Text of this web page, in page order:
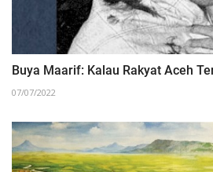
Buya Maarif: Kalau Rakyat Aceh
07/07/2022